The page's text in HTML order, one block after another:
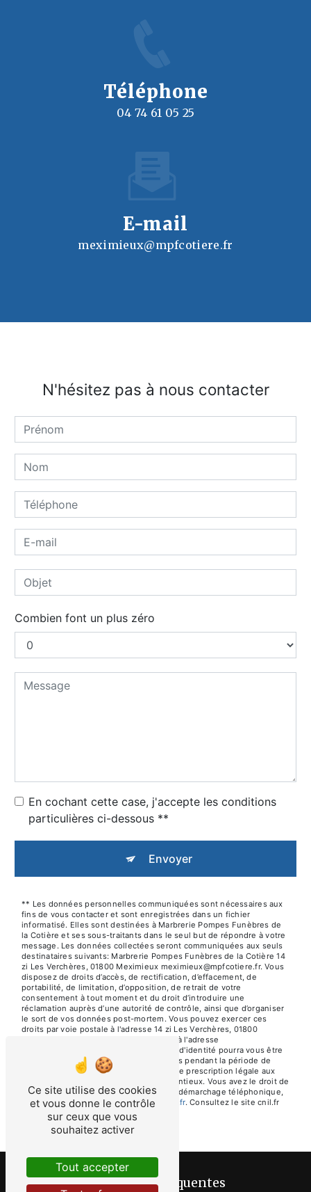
Téléphone
04 74 61 05 25
E-mail
meximieux@mpfcotiere.fr
N'hésitez pas à nous contacter
Combien font un plus zéro
En cochant cette case, j'accepte les conditions
particulières ci-dessous **
Envoyer
** Les données personnelles communiquées sont nécessaires aux
fins de vous contacter et sont enregistrées dans un fichier
informatisé. Elles sont destinées à Marbrerie Pompes Funèbres de
la Cotière et ses sous-traitants dans le seul but de répondre à votre
message. Les données collectées seront communiquées aux seuls
destinataires suivants: Marbrerie Pompes Funèbres de la Cotière 14
zi Les Verchères, 01800 Meximieux meximieux@mpfcotiere.fr. Vous
disposez de droits d’accès, de rectification, d’effacement, de
portabilité, de limitation, d’opposition, de retrait de votre
consentement à tout moment et du droit d’introduire une
réclamation auprès d’une autorité de contrôle, ainsi que d’organiser
le sort de vos données post-mortem. Vous pouvez exercer ces
droits par voie postale à l'adresse 14 zi Les Verchères, 01800
Meximieux ou par courrier électronique à l'adresse
meximieux@mpfcotiere.fr. Un justificatif d'identité pourra vous être
demandé. Nous conservons vos données pendant la période de
prise de contact puis pendant la durée de prescription légale aux
fins probatoires et de gestion des contentieux. Vous avez le droit de
vous inscrire sur la liste d'opposition au démarchage téléphonique,
disponible à cette adresse:Bloctel.gouv.fr. Consultez le site cnil.fr
pour plus d’informations sur vos droits.
Recherches fréquentes
Ce site utilise des cookies
et vous donne le contrôle
sur ceux que vous
souhaitez activer
Tout accepter